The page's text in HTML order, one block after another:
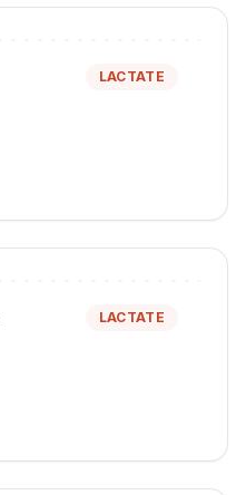
LACTATE
LACTATE